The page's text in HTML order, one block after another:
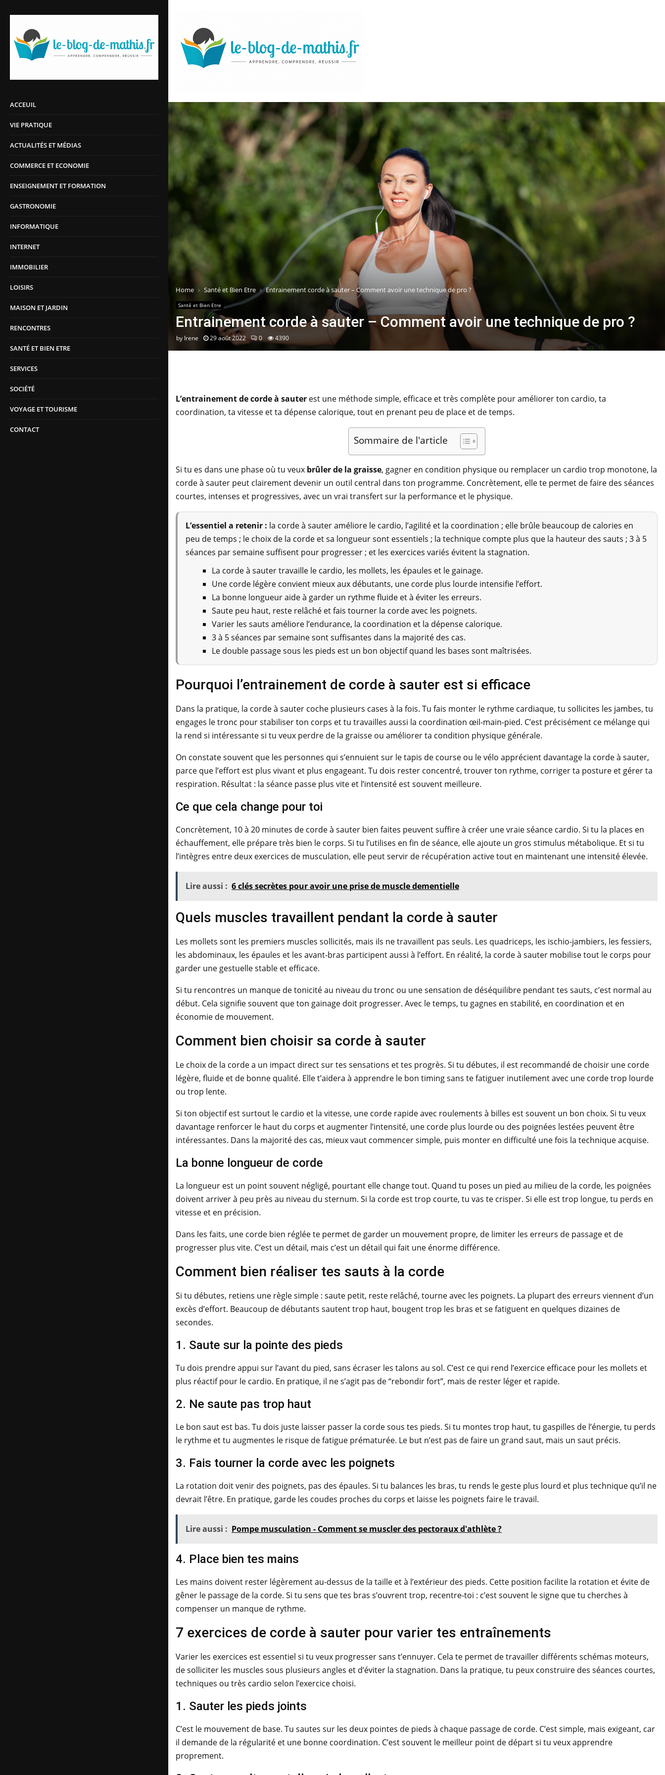
ACCEUIL
VIE PRATIQUE
ACTUALITÉS ET MÉDIAS
COMMERCE ET ECONOMIE
ENSEIGNEMENT ET FORMATION
GASTRONOMIE
INFORMATIQUE
INTERNET
IMMOBILIER
LOISIRS
MAISON ET JARDIN
RENCONTRES
SANTÉ ET BIEN ETRE
SERVICES
SOCIÉTÉ
VOYAGE ET TOURISME
CONTACT
Home Santé et Bien Etre Entrainement corde à sauter – Comment avoir une technique de pro ?
Santé et Bien Etre
Entrainement corde à sauter – Comment avoir une technique de pro ?
by Irene 29 août 2022 0 4390
L’entrainement de corde à sauter est une méthode simple, efficace et très complète pour améliorer ton cardio, ta
coordination, ta vitesse et ta dépense calorique, tout en prenant peu de place et de temps.
Sommaire de l'article
Si tu es dans une phase où tu veux brûler de la graisse, gagner en condition physique ou remplacer un cardio trop monotone, la
corde à sauter peut clairement devenir un outil central dans ton programme. Concrètement, elle te permet de faire des séances
courtes, intenses et progressives, avec un vrai transfert sur la performance et le physique.
L’essentiel a retenir : la corde à sauter améliore le cardio, l’agilité et la coordination ; elle brûle beaucoup de calories en
peu de temps ; le choix de la corde et sa longueur sont essentiels ; la technique compte plus que la hauteur des sauts ; 3 à 5
séances par semaine suffisent pour progresser ; et les exercices variés évitent la stagnation.
La corde à sauter travaille le cardio, les mollets, les épaules et le gainage.
Une corde légère convient mieux aux débutants, une corde plus lourde intensifie l’effort.
La bonne longueur aide à garder un rythme fluide et à éviter les erreurs.
Saute peu haut, reste relâché et fais tourner la corde avec les poignets.
Varier les sauts améliore l’endurance, la coordination et la dépense calorique.
3 à 5 séances par semaine sont suffisantes dans la majorité des cas.
Le double passage sous les pieds est un bon objectif quand les bases sont maîtrisées.
Pourquoi l’entrainement de corde à sauter est si efficace
Dans la pratique, la corde à sauter coche plusieurs cases à la fois. Tu fais monter le rythme cardiaque, tu sollicites les jambes, tu
engages le tronc pour stabiliser ton corps et tu travailles aussi la coordination œil-main-pied. C’est précisément ce mélange qui
la rend si intéressante si tu veux perdre de la graisse ou améliorer ta condition physique générale.
On constate souvent que les personnes qui s’ennuient sur le tapis de course ou le vélo apprécient davantage la corde à sauter,
parce que l’effort est plus vivant et plus engageant. Tu dois rester concentré, trouver ton rythme, corriger ta posture et gérer ta
respiration. Résultat : la séance passe plus vite et l’intensité est souvent meilleure.
Ce que cela change pour toi
Concrètement, 10 à 20 minutes de corde à sauter bien faites peuvent suffire à créer une vraie séance cardio. Si tu la places en
échauffement, elle prépare très bien le corps. Si tu l’utilises en fin de séance, elle ajoute un gros stimulus métabolique. Et si tu
l’intègres entre deux exercices de musculation, elle peut servir de récupération active tout en maintenant une intensité élevée.
Lire aussi : 6 clés secrètes pour avoir une prise de muscle dementielle
Quels muscles travaillent pendant la corde à sauter
Les mollets sont les premiers muscles sollicités, mais ils ne travaillent pas seuls. Les quadriceps, les ischio-jambiers, les fessiers,
les abdominaux, les épaules et les avant-bras participent aussi à l’effort. En réalité, la corde à sauter mobilise tout le corps pour
garder une gestuelle stable et efficace.
Si tu rencontres un manque de tonicité au niveau du tronc ou une sensation de déséquilibre pendant tes sauts, c’est normal au
début. Cela signifie souvent que ton gainage doit progresser. Avec le temps, tu gagnes en stabilité, en coordination et en
économie de mouvement.
Comment bien choisir sa corde à sauter
Le choix de la corde a un impact direct sur tes sensations et tes progrès. Si tu débutes, il est recommandé de choisir une corde
légère, fluide et de bonne qualité. Elle t’aidera à apprendre le bon timing sans te fatiguer inutilement avec une corde trop lourde
ou trop lente.
Si ton objectif est surtout le cardio et la vitesse, une corde rapide avec roulements à billes est souvent un bon choix. Si tu veux
davantage renforcer le haut du corps et augmenter l’intensité, une corde plus lourde ou des poignées lestées peuvent être
intéressantes. Dans la majorité des cas, mieux vaut commencer simple, puis monter en difficulté une fois la technique acquise.
La bonne longueur de corde
La longueur est un point souvent négligé, pourtant elle change tout. Quand tu poses un pied au milieu de la corde, les poignées
doivent arriver à peu près au niveau du sternum. Si la corde est trop courte, tu vas te crisper. Si elle est trop longue, tu perds en
vitesse et en précision.
Dans les faits, une corde bien réglée te permet de garder un mouvement propre, de limiter les erreurs de passage et de
progresser plus vite. C’est un détail, mais c’est un détail qui fait une énorme différence.
Comment bien réaliser tes sauts à la corde
Si tu débutes, retiens une règle simple : saute petit, reste relâché, tourne avec les poignets. La plupart des erreurs viennent d’un
excès d’effort. Beaucoup de débutants sautent trop haut, bougent trop les bras et se fatiguent en quelques dizaines de
secondes.
1. Saute sur la pointe des pieds
Tu dois prendre appui sur l’avant du pied, sans écraser les talons au sol. C’est ce qui rend l’exercice efficace pour les mollets et
plus réactif pour le cardio. En pratique, il ne s’agit pas de “rebondir fort”, mais de rester léger et rapide.
2. Ne saute pas trop haut
Le bon saut est bas. Tu dois juste laisser passer la corde sous tes pieds. Si tu montes trop haut, tu gaspilles de l’énergie, tu perds
le rythme et tu augmentes le risque de fatigue prématurée. Le but n’est pas de faire un grand saut, mais un saut précis.
3. Fais tourner la corde avec les poignets
La rotation doit venir des poignets, pas des épaules. Si tu balances les bras, tu rends le geste plus lourd et plus technique qu’il ne
devrait l’être. En pratique, garde les coudes proches du corps et laisse les poignets faire le travail.
Lire aussi : Pompe musculation - Comment se muscler des pectoraux d'athlète ?
4. Place bien tes mains
Les mains doivent rester légèrement au-dessus de la taille et à l’extérieur des pieds. Cette position facilite la rotation et évite de
gêner le passage de la corde. Si tu sens que tes bras s’ouvrent trop, recentre-toi : c’est souvent le signe que tu cherches à
compenser un manque de rythme.
7 exercices de corde à sauter pour varier tes entraînements
Varier les exercices est essentiel si tu veux progresser sans t’ennuyer. Cela te permet de travailler différents schémas moteurs,
de solliciter les muscles sous plusieurs angles et d’éviter la stagnation. Dans la pratique, tu peux construire des séances courtes,
techniques ou très cardio selon l’exercice choisi.
1. Sauter les pieds joints
C’est le mouvement de base. Tu sautes sur les deux pointes de pieds à chaque passage de corde. C’est simple, mais exigeant, car
il demande de la régularité et une bonne coordination. C’est souvent le meilleur point de départ si tu veux apprendre
proprement.